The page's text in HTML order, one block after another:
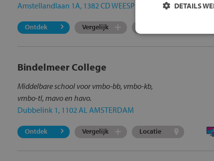
Amstellandlaan 1A, 1382 CD WEESP
Ontdek Vergelijk
Bindelmeer College
Middelbare school voor vmbo-bb, vmbo-kb,
vmbo-tl, mavo en havo.
Dubbelink 1, 1102 AL AMSTERDAM
Ontdek Vergelijk Locatie
DETAILS